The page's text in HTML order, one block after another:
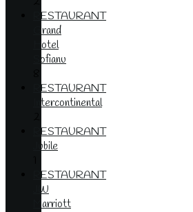
RESTAURANT
Grand
Hotel
Sofianu
RESTAURANT
Intercontinental
RESTAURANT
Jubile
RESTAURANT
JW
Marriott